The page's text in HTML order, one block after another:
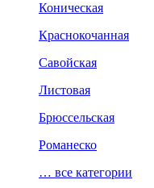
Коническая
Краснокочанная
Савойская
Листовая
Брюссельская
Романеско
… все категории